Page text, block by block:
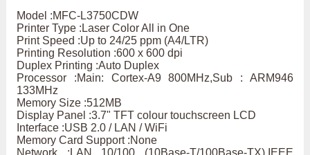
Model :MFC-L3750CDW
Printer Type :Laser Color All in One
Print Speed :Up to 24/25 ppm (A4/LTR)
Printing Resolution :600 x 600 dpi
Duplex Printing :Auto Duplex
Processor :Main: Cortex-A9 800MHz,Sub : ARM946
133MHz
Memory Size :512MB
Display Panel :3.7" TFT colour touchscreen LCD
Interface :USB 2.0 / LAN / WiFi
Memory Card Support :None
Network :LAN 10/100 (10Base-T/100Base-TX),IEEE